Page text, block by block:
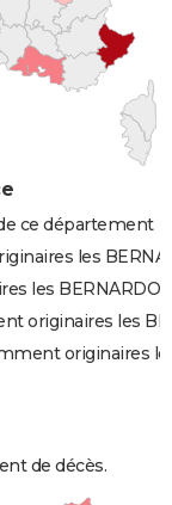
ce département
les
les BERNARDO
originaires les
originaires
de décès.